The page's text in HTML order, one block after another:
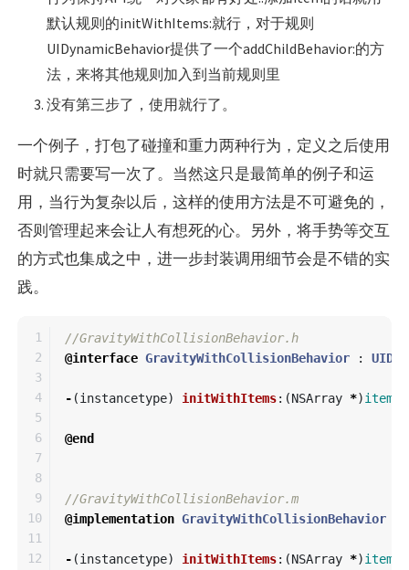
默认规则的initWithItems:就行，对于规则
UIDynamicBehavior提供了一个addChildBehavior:的方
法，来将其他规则加入到当前规则里
没有第三步了，使用就行了。
一个例子，打包了碰撞和重力两种行为，定义之后使用
时就只需要写一次了。当然这只是最简单的例子和运
用，当行为复杂以后，这样的使用方法是不可避免的，
否则管理起来会让人有想死的心。另外，将手势等交互
的方式也集成之中，进一步封装调用细节会是不错的实
践。
1
2
3
4
5
6
7
8
9
10
11
12
//GravityWithCollisionBehavior.h
@interface GravityWithCollisionBehavior :
- (instancetype) initWithItems:(NSArray *)items
@end
//GravityWithCollisionBehavior.m
@implementation GravityWithCollisionBehavior
- (instancetype) initWithItems:(NSArray *)items